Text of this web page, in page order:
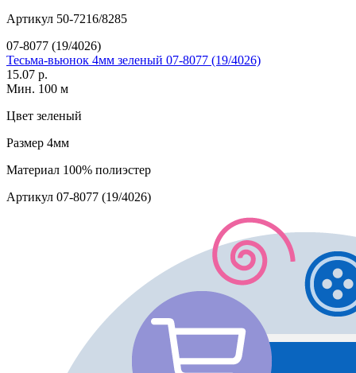
Артикул 50-7216/8285
07-8077 (19/4026)
Тесьма-вьюнок 4мм зеленый 07-8077 (19/4026)
15.07 р.
Мин. 100 м
Цвет зеленый
Размер 4мм
Материал 100% полиэстер
Артикул 07-8077 (19/4026)